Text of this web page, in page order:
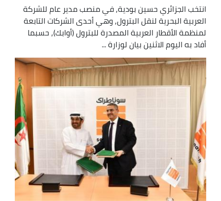
انتخب الجزائري حسين بودية, في منصب مدير عام للشركة
العربية البحرية لنقل البترول, وهي أحدى الشركات التابعة
لمنظمة الأقطار العربية المصدرة للبترول (أوابك), حسبما
أفاد به اليوم الاثنين بيان لوزارة ...